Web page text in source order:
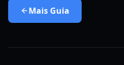
Mais Guia